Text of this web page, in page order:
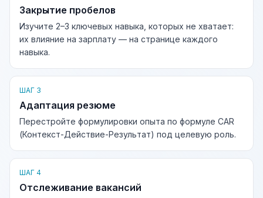
Закрытие пробелов
Изучите 2–3 ключевых навыка, которых не хватает:
их влияние на зарплату — на странице каждого
навыка.
ШАГ 3
Адаптация резюме
Перестройте формулировки опыта по формуле CAR
(Контекст-Действие-Результат) под целевую роль.
ШАГ 4
Отслеживание вакансий